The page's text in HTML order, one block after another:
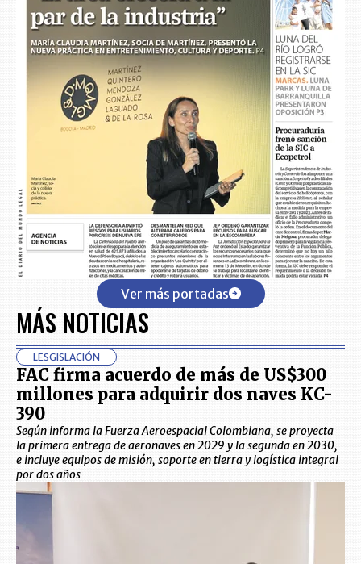
Ver más portadas
MÁS NOTICIAS
LESGISLACIÓN
FAC firma acuerdo de más de US$300
millones para adquirir dos naves KC-
390
Según informa la Fuerza Aeroespacial Colombiana, se proyecta
la primera entrega de aeronaves en 2029 y la segunda en 2030,
e incluye equipos de misión, soporte en tierra y logística integral
por dos años